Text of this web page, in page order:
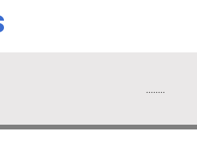
........